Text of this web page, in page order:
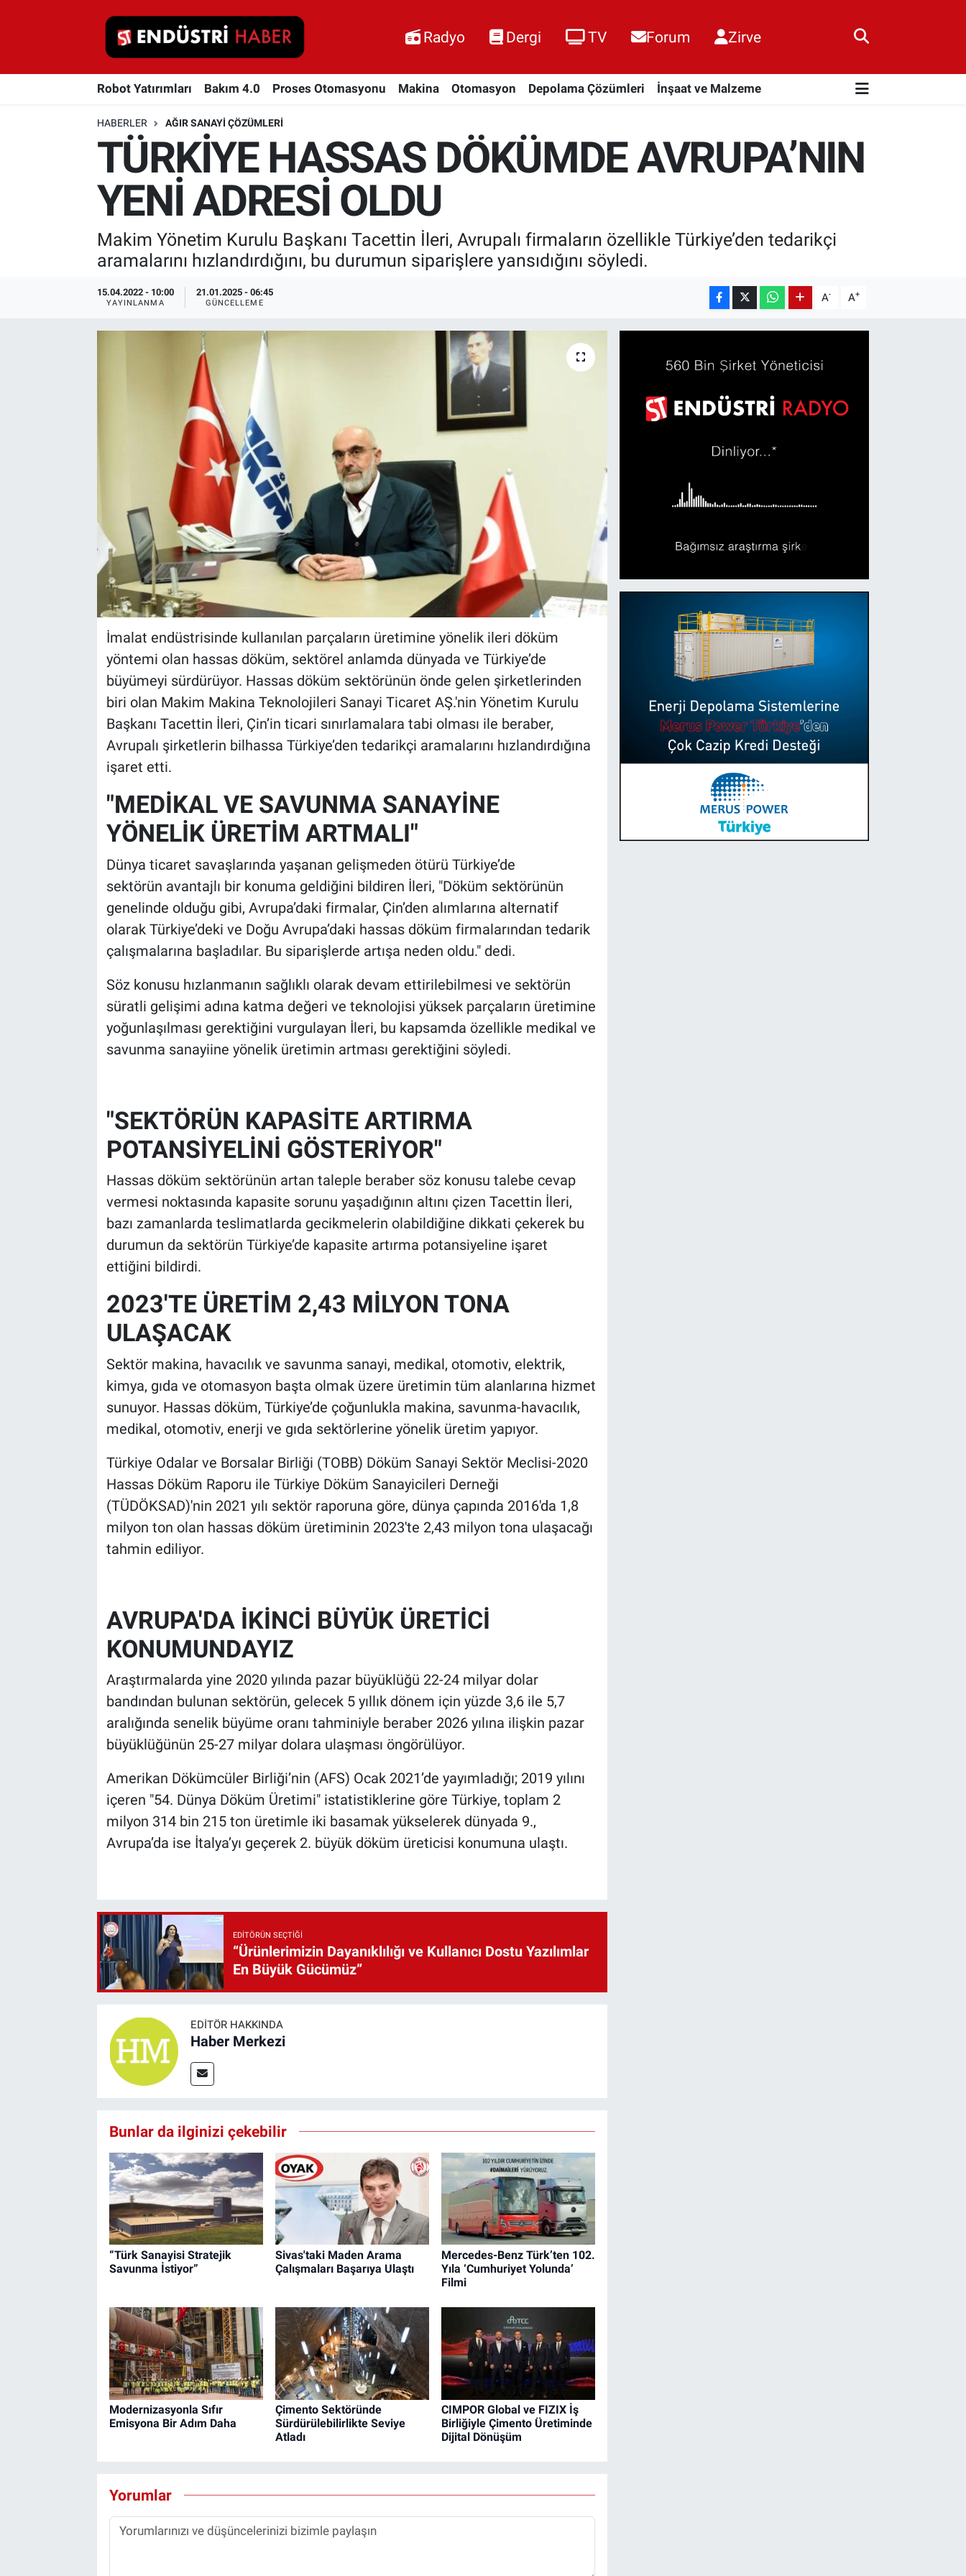
Radyo Dergi TV Forum Zirve
Robot Yatırımları Bakım 4.0 Proses Otomasyonu Makina Otomasyon Depolama Çözümleri İnşaat ve Malzeme
HABERLER AĞIR SANAYI ÇÖZÜMLERI
TÜRKİYE HASSAS DÖKÜMDE AVRUPA’NIN
YENİ ADRESİ OLDU
Makim Yönetim Kurulu Başkanı Tacettin İleri, Avrupalı firmaların özellikle Türkiye’den tedarikçi
aramalarını hızlandırdığını, bu durumun siparişlere yansıdığını söyledi.
15.04.2022 - 10:00
YAYINLANMA
21.01.2025 - 06:45
GÜNCELLEME A- A+
İmalat endüstrisinde kullanılan parçaların üretimine yönelik ileri döküm
yöntemi olan hassas döküm, sektörel anlamda dünyada ve Türkiye’de
büyümeyi sürdürüyor. Hassas döküm sektörünün önde gelen şirketlerinden
biri olan Makim Makina Teknolojileri Sanayi Ticaret AŞ.'nin Yönetim Kurulu
Başkanı Tacettin İleri, Çin’in ticari sınırlamalara tabi olması ile beraber,
Avrupalı şirketlerin bilhassa Türkiye’den tedarikçi aramalarını hızlandırdığına
işaret etti.
"MEDİKAL VE SAVUNMA SANAYİNE
YÖNELİK ÜRETİM ARTMALI"
Dünya ticaret savaşlarında yaşanan gelişmeden ötürü Türkiye’de
sektörün avantajlı bir konuma geldiğini bildiren İleri, "Döküm sektörünün
genelinde olduğu gibi, Avrupa’daki firmalar, Çin’den alımlarına alternatif
olarak Türkiye’deki ve Doğu Avrupa’daki hassas döküm firmalarından tedarik
çalışmalarına başladılar. Bu siparişlerde artışa neden oldu." dedi.
Söz konusu hızlanmanın sağlıklı olarak devam ettirilebilmesi ve sektörün
süratli gelişimi adına katma değeri ve teknolojisi yüksek parçaların üretimine
yoğunlaşılması gerektiğini vurgulayan İleri, bu kapsamda özellikle medikal ve
savunma sanayiine yönelik üretimin artması gerektiğini söyledi.
"SEKTÖRÜN KAPASİTE ARTIRMA
POTANSİYELİNİ GÖSTERİYOR"
Hassas döküm sektörünün artan taleple beraber söz konusu talebe cevap
vermesi noktasında kapasite sorunu yaşadığının altını çizen Tacettin İleri,
bazı zamanlarda teslimatlarda gecikmelerin olabildiğine dikkati çekerek bu
durumun da sektörün Türkiye’de kapasite artırma potansiyeline işaret
ettiğini bildirdi.
2023'TE ÜRETİM 2,43 MİLYON TONA
ULAŞACAK
Sektör makina, havacılık ve savunma sanayi, medikal, otomotiv, elektrik,
kimya, gıda ve otomasyon başta olmak üzere üretimin tüm alanlarına hizmet
sunuyor. Hassas döküm, Türkiye’de çoğunlukla makina, savunma-havacılık,
medikal, otomotiv, enerji ve gıda sektörlerine yönelik üretim yapıyor.
Türkiye Odalar ve Borsalar Birliği (TOBB) Döküm Sanayi Sektör Meclisi-2020
Hassas Döküm Raporu ile Türkiye Döküm Sanayicileri Derneği
(TÜDÖKSAD)'nin 2021 yılı sektör raporuna göre, dünya çapında 2016'da 1,8
milyon ton olan hassas döküm üretiminin 2023'te 2,43 milyon tona ulaşacağı
tahmin ediliyor.
AVRUPA'DA İKİNCİ BÜYÜK ÜRETİCİ
KONUMUNDAYIZ
Araştırmalarda yine 2020 yılında pazar büyüklüğü 22-24 milyar dolar
bandından bulunan sektörün, gelecek 5 yıllık dönem için yüzde 3,6 ile 5,7
aralığında senelik büyüme oranı tahminiyle beraber 2026 yılına ilişkin pazar
büyüklüğünün 25-27 milyar dolara ulaşması öngörülüyor.
Amerikan Dökümcüler Birliği’nin (AFS) Ocak 2021’de yayımladığı; 2019 yılını
içeren "54. Dünya Döküm Üretimi" istatistiklerine göre Türkiye, toplam 2
milyon 314 bin 215 ton üretimle iki basamak yükselerek dünyada 9.,
Avrupa’da ise İtalya’yı geçerek 2. büyük döküm üreticisi konumuna ulaştı.
EDITÖRÜN SEÇTIĞI
“Ürünlerimizin Dayanıklılığı ve Kullanıcı Dostu Yazılımlar
En Büyük Gücümüz”
EDITÖR HAKKINDA
Haber Merkezi
Bunlar da ilginizi çekebilir
“Türk Sanayisi Stratejik
Savunma İstiyor”
Sivas'taki Maden Arama
Çalışmaları Başarıya Ulaştı
Mercedes-Benz Türk’ten 102.
Yıla ‘Cumhuriyet Yolunda’
Filmi
Modernizasyonla Sıfır
Emisyona Bir Adım Daha
Çimento Sektöründe
Sürdürülebilirlikte Seviye
Atladı
CIMPOR Global ve FIZIX İş
Birliğiyle Çimento Üretiminde
Dijital Dönüşüm
Yorumlar
Robot Yatırımları
Proses Otomasyonu
Otomasyon
Depolama Çözümleri
Enerjisini Üreten Fabrikalar
Endüstri 4.0 Uygulamaları